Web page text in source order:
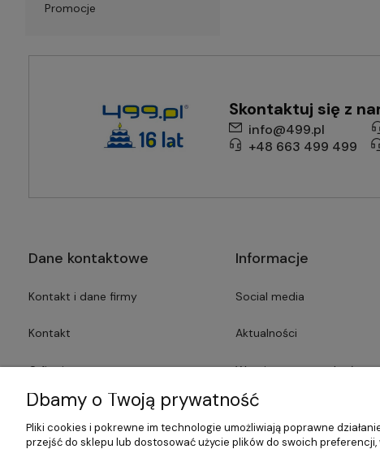
Promocje
Skontaktuj się z
info@499.pl
+48 663 499 499
Dane kontaktowe
Kontakt i dane firmy
Kontakt
O firmie
Dotacje
Prasa o nas
Informacje
Social media
Aktualności
Wymiana starego kotła
Polityka prywatności
Nasze marki
Dbamy o Twoją prywatność
Pliki cookies i pokrewne im technologie umożliwiają poprawne
przejść do sklepu lub dostosować użycie plików do swoich